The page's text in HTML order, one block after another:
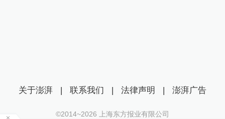
关于澎湃 | 联系我们 | 法律声明 | 澎湃广告
©2014~2026 上海东方报业有限公司